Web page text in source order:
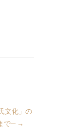
文化」の
で─ →